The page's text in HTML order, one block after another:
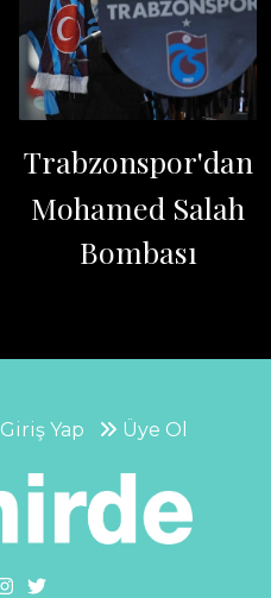
Trabzonspor'dan
Mohamed Salah
Bombası
Giriş Yap Üye Ol